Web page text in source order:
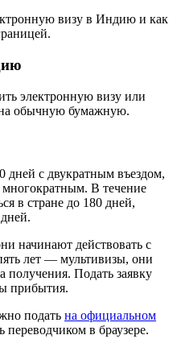
визу в Индию и как
электронную визу или
на обычную бумажную.
с двукратным въездом,
В течение
в стране до 180 дней,
начинают действовать с
лет — мультивизы, они
получения. Подать заявку
прибытия.
подать на официальном
переводчиком в браузере.